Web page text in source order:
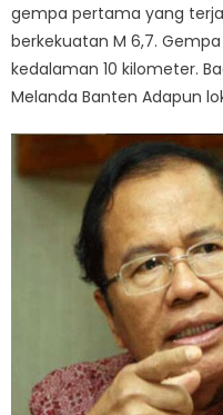
gempa pertama yang
berkekuatan M 6,7.
kedalaman 10 kilometer.
Melanda Banten Adapun